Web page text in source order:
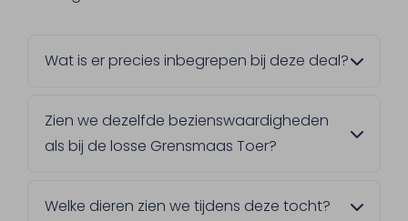
Wat is er precies inbegrepen bij deze deal?
met ham of kaas, een broodje kroket, en de
keuze tussen Limburgse vlaai of
consumpties naar keuze, met uitzondering
Zien we dezelfde bezienswaardigheden
als bij de losse Grensmaas Toer?
enige verschil is dat bij deze Package Deal
Welke dieren zien we tijdens deze tocht?